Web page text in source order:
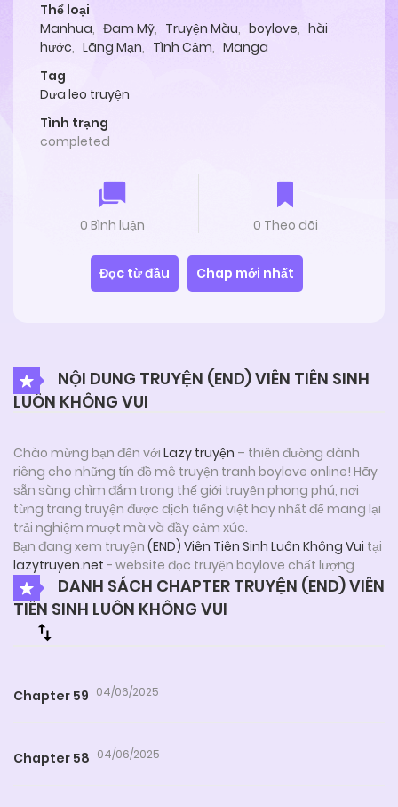
Thể loại
Manhua, Đam Mỹ, Truyện Màu, boylove, hài
hước, Lãng Mạn, Tình Cảm, Manga
Tag
Dưa leo truyện
Tình trạng
completed
0 Bình luận 0 Theo dõi
Đọc từ đầu Chap mới nhất
NỘI DUNG TRUYỆN (END) VIÊN TIÊN SINH
LUÔN KHÔNG VUI
Chào mừng bạn đến với Lazy truyện – thiên đường dành
riêng cho những tín đồ mê truyện tranh boylove online! Hãy
sẵn sàng chìm đắm trong thế giới truyện phong phú, nơi
từng trang truyện được dịch tiếng việt hay nhất để mang lại
trải nghiệm mượt mà và đầy cảm xúc.
Bạn đang xem truyện (END) Viên Tiên Sinh Luôn Không Vui tại
lazytruyen.net - website đọc truyện boylove chất lượng
DANH SÁCH CHAPTER TRUYỆN (END) VIÊN
TIÊN SINH LUÔN KHÔNG VUI
Chapter 59 04/06/2025
Chapter 58 04/06/2025